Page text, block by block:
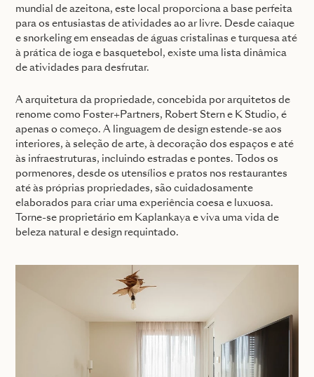
mundial de azeitona, este local proporciona a base perfeita
para os entusiastas de atividades ao ar livre. Desde caiaque
e snorkeling em enseadas de águas cristalinas e turquesa até
à prática de ioga e basquetebol, existe uma lista dinâmica
de atividades para desfrutar.
A arquitetura da propriedade, concebida por arquitetos de
renome como Foster+Partners, Robert Stern e K Studio, é
apenas o começo. A linguagem de design estende-se aos
interiores, à seleção de arte, à decoração dos espaços e até
às infraestruturas, incluindo estradas e pontes. Todos os
pormenores, desde os utensílios e pratos nos restaurantes
até às próprias propriedades, são cuidadosamente
elaborados para criar uma experiência coesa e luxuosa.
Torne-se proprietário em Kaplankaya e viva uma vida de
beleza natural e design requintado.